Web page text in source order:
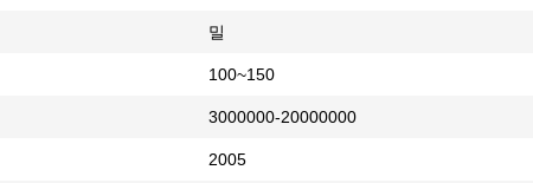
밀
100~150
3000000-20000000
2005